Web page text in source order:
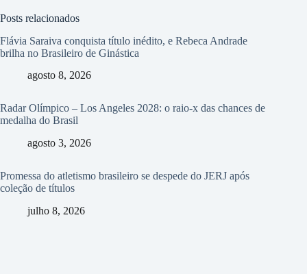
Posts relacionados
Flávia Saraiva conquista título inédito, e Rebeca Andrade
brilha no Brasileiro de Ginástica
agosto 8, 2026
Radar Olímpico – Los Angeles 2028: o raio-x das chances de
medalha do Brasil
agosto 3, 2026
Promessa do atletismo brasileiro se despede do JERJ após
coleção de títulos
julho 8, 2026